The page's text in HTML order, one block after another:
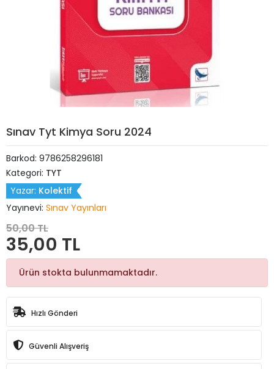
Sınav Tyt Kimya Soru 2024
Barkod: 9786258296181
Kategori: TYT
Yazar: Kolektif
Yayınevi: Sınav Yayınları
50,00 TL
35,00 TL
Ürün stokta bulunmamaktadır.
Hızlı Gönderi
Güvenli Alışveriş